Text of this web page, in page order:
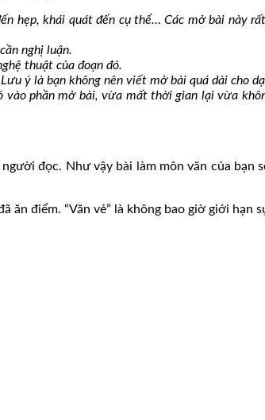
hẹp, khái quát đến cụ thể… Các mở bài này
nghị luận.
thuật của đoạn đó.
ý là bạn không nên viết mở bài quá dài cho
phần mở bài, vừa mất thời gian lại vừa
đọc. Như vậy bài làm môn văn của bạn
điểm. “Văn vẻ” là không bao giờ giới hạn